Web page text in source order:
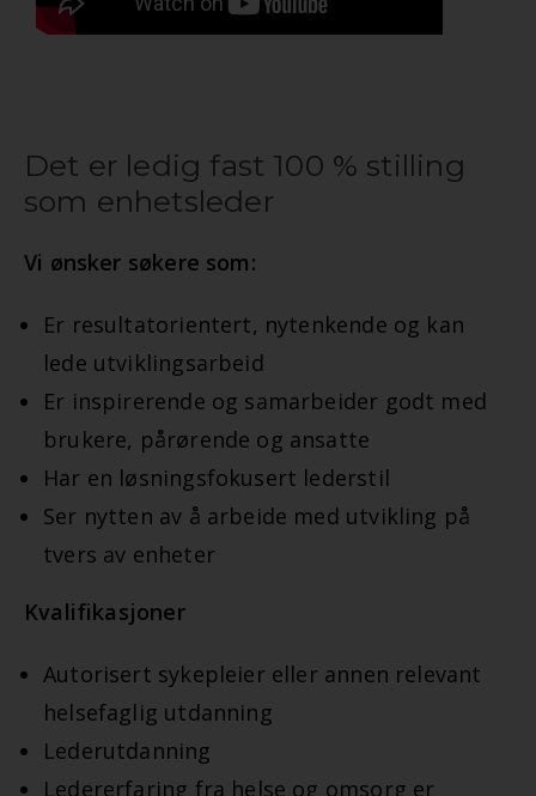
Det er ledig fast 100 % stilling
som enhetsleder
Vi ønsker søkere som:
Er resultatorientert, nytenkende og kan
lede utviklingsarbeid
Er inspirerende og samarbeider godt med
brukere, pårørende og ansatte
Har en løsningsfokusert lederstil
Ser nytten av å arbeide med utvikling på
tvers av enheter
Kvalifikasjoner
Autorisert sykepleier eller annen relevant
helsefaglig utdanning
Lederutdanning
Ledererfaring fra helse og omsorg er